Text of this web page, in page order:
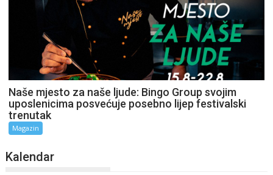
Naše mjesto za naše ljude: Bingo Group svojim
uposlenicima posvećuje posebno lijep festivalski
trenutak
Magazin
Kalendar